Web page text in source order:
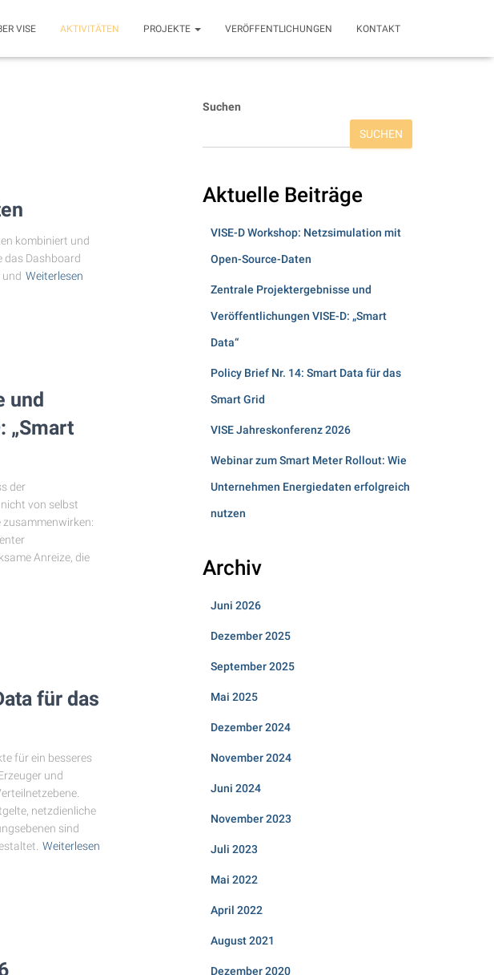
VISE AKTIVITÄTEN PROJEKTE VERÖFFENTLICHUNGEN KONTAKT
kombiniert und
das Dashboard
und Weiterlesen
und
„Smart
der
von selbst
zusammenwirken:
Anreize, die
für das
für ein besseres
und
netzdienliche
sind
Weiterlesen
Suchen
SUCHEN
Aktuelle Beiträge
VISE-D Workshop: Netzsimulation mit
Open-Source-Daten
Zentrale Projektergebnisse und
Veröffentlichungen VISE-D: „Smart
Data“
Policy Brief Nr. 14: Smart Data für das
Smart Grid
VISE Jahreskonferenz 2026
Webinar zum Smart Meter Rollout: Wie
Unternehmen Energiedaten erfolgreich
nutzen
Archiv
Juni 2026
Dezember 2025
September 2025
Mai 2025
Dezember 2024
November 2024
Juni 2024
November 2023
Juli 2023
Mai 2022
April 2022
August 2021
Dezember 2020